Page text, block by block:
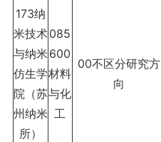
173纳
米技术
与纳米
仿生学
院（苏
州纳米
所）
085
600
材料
与化
工
00不区分研究方
向